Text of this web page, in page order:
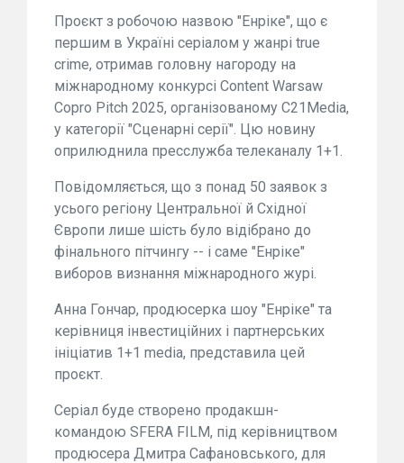
Проєкт з робочою назвою "Енріке", що є
першим в Україні серіалом у жанрі true
crime, отримав головну нагороду на
міжнародному конкурсі Content Warsaw
Copro Pitch 2025, організованому C21Media,
у категорії "Сценарні серії". Цю новину
оприлюднила пресслужба телеканалу 1+1.
Повідомляється, що з понад 50 заявок з
усього регіону Центральної й Східної
Європи лише шість було відібрано до
фінального пітчингу -- і саме "Енріке"
виборов визнання міжнародного журі.
Анна Гончар, продюсерка шоу "Енріке" та
керівниця інвестиційних і партнерських
ініціатив 1+1 media, представила цей
проєкт.
Серіал буде створено продакшн-
командою SFERA FILM, під керівництвом
продюсера Дмитра Сафановського, для